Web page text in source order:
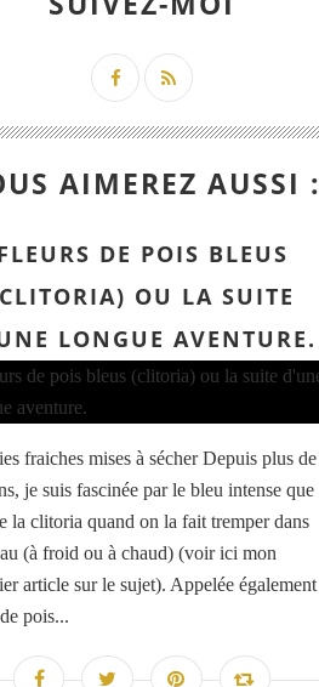
AIMEREZ AUSSI :
DE POIS BLEUS
OU LA SUITE
LONGUE AVENTURE.
fraiches mises à sécher Depuis plus de
je suis fascinée par le bleu intense que
la clitoria quand on la fait tremper dans
(à froid ou à chaud) (voir ici mon
article sur le sujet). Appelée également
pois...